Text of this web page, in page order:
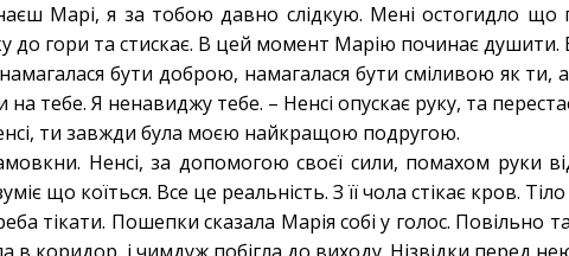
Марі, я за тобою давно слідкую. Мені остогидло що
до гори та стискає. В цей момент Марію починає душити.
бути доброю, намагалася бути сміливою як ти,
на тебе. Я ненавиджу тебе. – Ненсі опускає руку, та
ти завжди була моєю найкращою подругою.
Ненсі, за допомогою своєї сили, помахом руки
що коїться. Все це реальність. З її чола стікає кров.
тікати. Пошепки сказала Марія собі у голос. Повільно